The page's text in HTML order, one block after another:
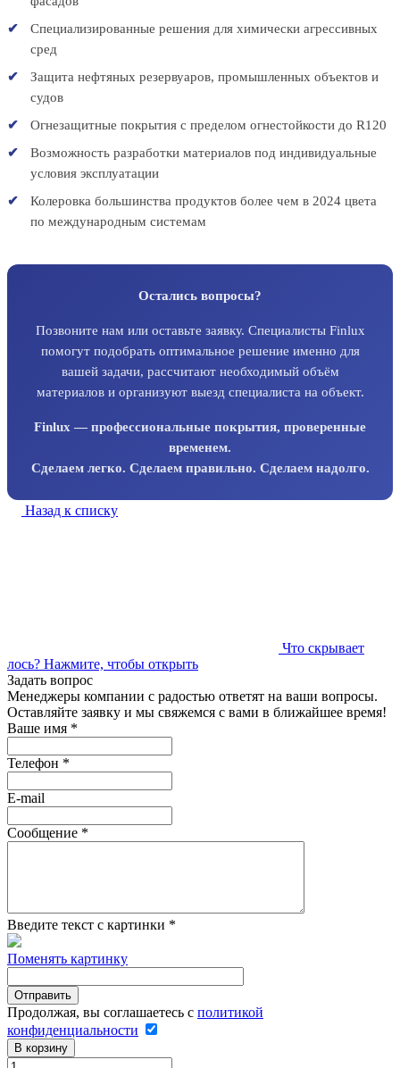
Специализированные решения для химически агрессивных
сред
Защита нефтяных резервуаров, промышленных объектов и
судов
Огнезащитные покрытия с пределом огнестойкости до R120
Возможность разработки материалов под индивидуальные
условия эксплуатации
Колеровка большинства продуктов более чем в 2024 цвета
по международным системам
Остались вопросы?
Позвоните нам или оставьте заявку. Специалисты Finlux
помогут подобрать оптимальное решение именно для
вашей задачи, рассчитают необходимый объём
материалов и организуют выезд специалиста на объект.
Finlux — профессиональные покрытия, проверенные
временем.
Сделаем легко. Сделаем правильно. Сделаем надолго.
Назад к списку
Что скрывает
лось? Нажмите, чтобы открыть
Задать вопрос
Менеджеры компании с радостью ответят на ваши вопросы.
Оставляйте заявку и мы свяжемся с вами в ближайшее время!
Ваше имя *
Телефон *
E-mail
Сообщение *
Введите текст с картинки *
Поменять картинку
Продолжая, вы соглашаетесь с политикой
конфиденциальности
В корзину